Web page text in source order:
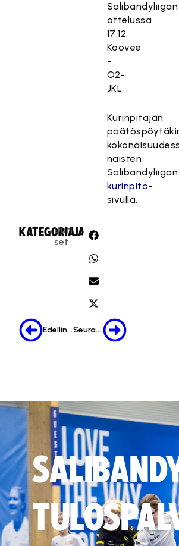
Salibandyliigan
ottelussa
17.12.
Koovee
-
O2-
JKL.
Kurinpitäjän
naisten
Salibandyliigan
kurinpito-
sivulla.
KATEGORIA:
Uuti
set
JAA:
Edellinen Seuraava